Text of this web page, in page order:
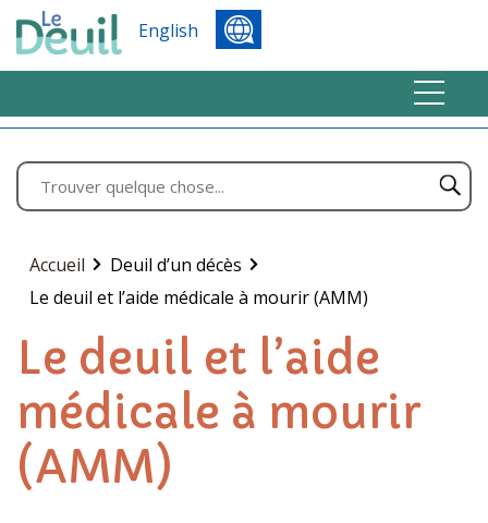
English
Accueil
Deuil d’un décès
Le deuil et l’aide médicale à mourir (AMM)
Le deuil et l’aide
médicale à mourir
(AMM)